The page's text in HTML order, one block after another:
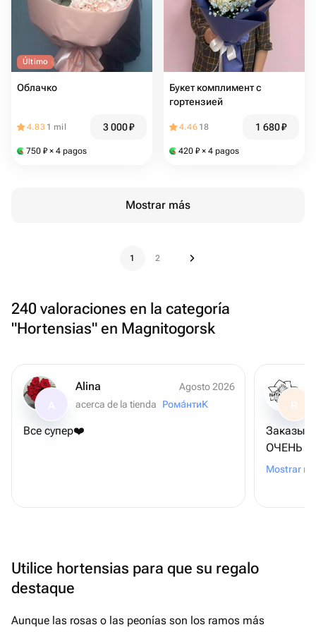
Último
Облачко
4.83 1 mil 3 000₽
750 ₽ × 4 pagos
Букет комплимент с
гортензией
4.46 18 1 680₽
420 ₽ × 4 pagos
Mostrar más
1 2
240 valoraciones en la categoría
"Hortensias" en Magnitogorsk
Alina
Agosto 2026
acerca de la tienda
Рома́нтиК
Все супер❤️
R
ОЧЕНЬ
чем
Mostrar
Utilice hortensias para que su regalo
destaque
Aunque las rosas o las peonías son los ramos más